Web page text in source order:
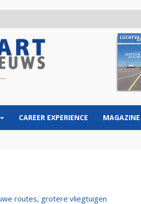
CAREER EXPERIENCE MAGAZINE
routes, grotere vliegtuigen